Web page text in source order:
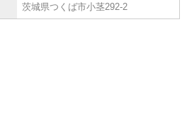
茨城県つくば市小茎292-2